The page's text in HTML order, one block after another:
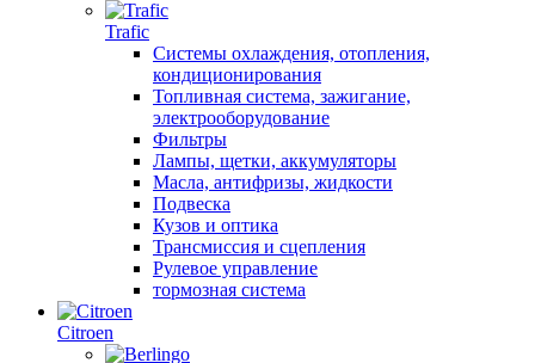
Trafic
Системы охлаждения, отопления,
кондиционирования
Топливная система, зажигание,
электрооборудование
Фильтры
Лампы, щетки, аккумуляторы
Масла, антифризы, жидкости
Подвеска
Кузов и оптика
Трансмиссия и сцепления
Рулевое управление
тормозная система
Citroen